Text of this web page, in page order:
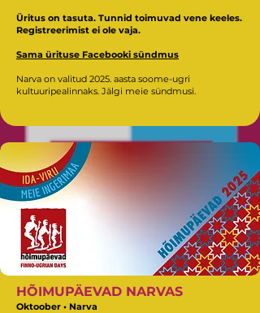
Üritus on tasuta. Tunnid toimuvad vene keeles.
Registreerimist ei ole vaja.
Sama ürituse Facebooki sündmus
Narva on valitud 2025. aasta soome-ugri
kultuuripealinnaks. Jälgi meie sündmusi.
HÕIMUPÄEVAD NARVAS
Oktoober • Narva